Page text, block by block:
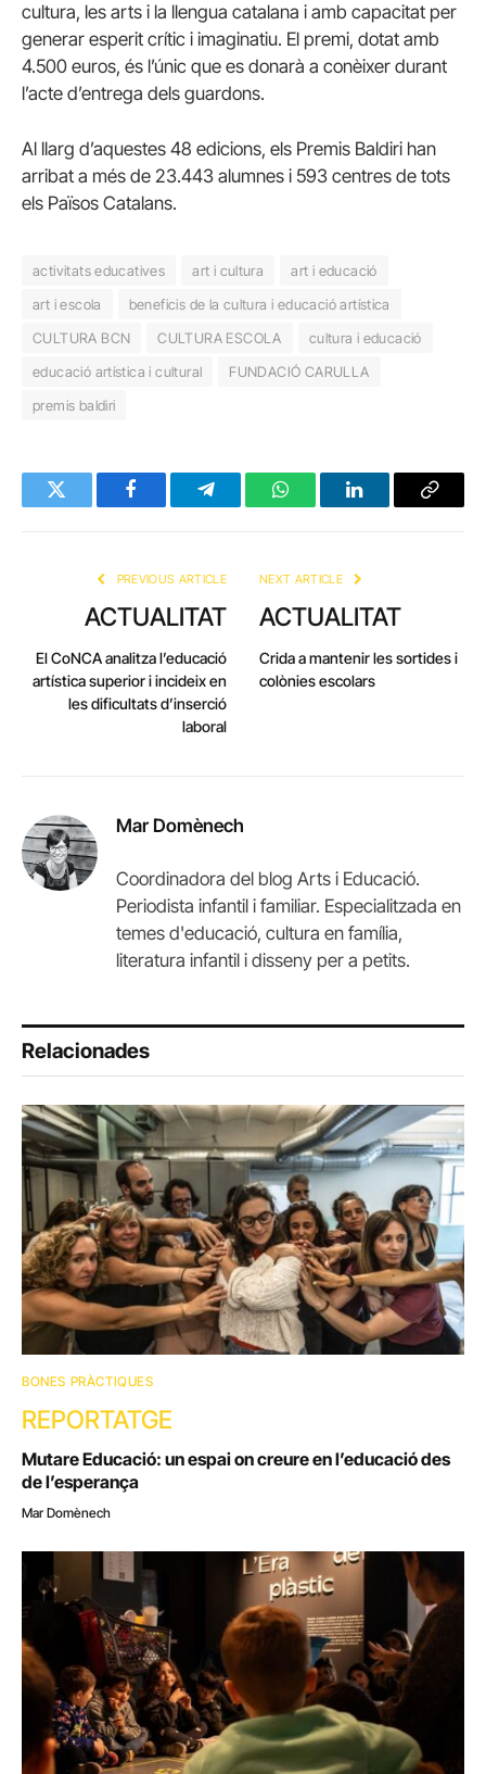
cultura, les arts i la llengua catalana i amb capacitat per
generar esperit crític i imaginatiu. El premi, dotat amb
4.500 euros, és l’únic que es donarà a conèixer durant
l’acte d’entrega dels guardons.
Al llarg d’aquestes 48 edicions, els Premis Baldiri han
arribat a més de 23.443 alumnes i 593 centres de tots
els Països Catalans.
activitats educatives art i cultura
art i educació
art i escola
beneficis de la cultura i educació artística
CULTURA BCN
CULTURA ESCOLA
cultura i educació
educació artística i cultural
FUNDACIÓ CARULLA
premis baldiri
Twitter FacebookTelegramWhatsAppLinkedInCopy
PREVIOUS ARTICLE
ACTUALITAT
El CoNCA analitza l’educació
artística superior i incideix en
les dificultats d’inserció
laboral
NEXT ARTICLE
ACTUALITAT
Crida a mantenir les sortides i
colònies escolars
Mar Domènech
Coordinadora del blog Arts i Educació.
Periodista infantil i familiar. Especialitzada en
temes d'educació, cultura en família,
literatura infantil i disseny per a petits.
Relacionades
BONES PRÀCTIQUES
REPORTATGE
Mutare Educació: un espai on creure en l’educació des
de l’esperança
Mar Domènech